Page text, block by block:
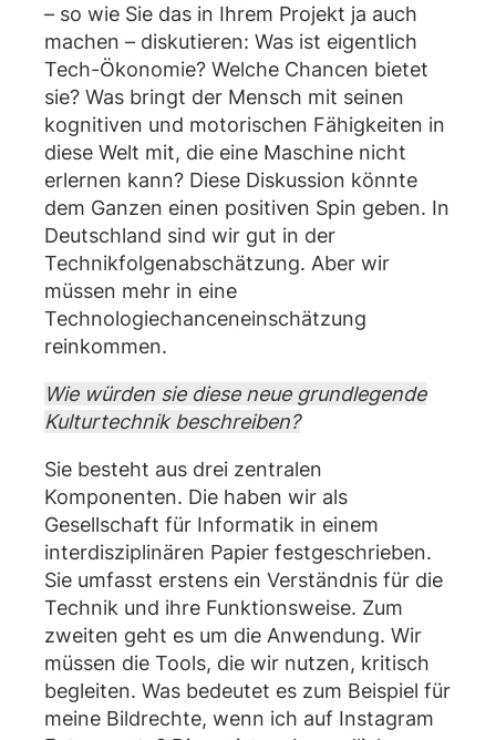
– so wie Sie das in Ihrem Projekt ja auch
machen – diskutieren: Was ist eigentlich
Tech-Ökonomie? Welche Chancen bietet
sie? Was bringt der Mensch mit seinen
kognitiven und motorischen Fähigkeiten in
diese Welt mit, die eine Maschine nicht
erlernen kann? Diese Diskussion könnte
dem Ganzen einen positiven Spin geben. In
Deutschland sind wir gut in der
Technikfolgenabschätzung. Aber wir
müssen mehr in eine
Technologiechanceneinschätzung
reinkommen.
Wie würden sie diese neue grundlegende
Kulturtechnik beschreiben?
Sie besteht aus drei zentralen
Komponenten. Die haben wir als
Gesellschaft für Informatik in einem
interdisziplinären Papier festgeschrieben.
Sie umfasst erstens ein Verständnis für die
Technik und ihre Funktionsweise. Zum
zweiten geht es um die Anwendung. Wir
müssen die Tools, die wir nutzen, kritisch
begleiten. Was bedeutet es zum Beispiel für
meine Bildrechte, wenn ich auf Instagram